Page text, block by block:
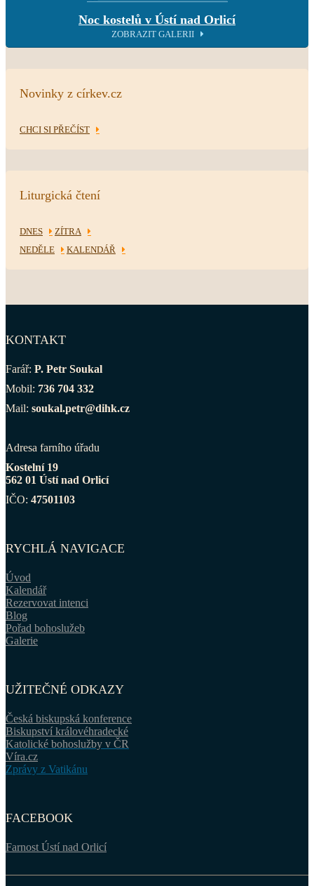
Noc kostelů v Ústí nad Orlicí
ZOBRAZIT GALERII
Novinky z církev.cz
CHCI SI PŘEČÍST
Liturgická čtení
DNES
ZÍTRA
NEDĚLE
KALENDÁŘ
KONTAKT
Farář: P. Petr Soukal
Mobil: 736 704 332
Mail: soukal.petr@dihk.cz
Adresa farního úřadu
Kostelní 19
562 01 Ústí nad Orlicí
IČO: 47501103
RYCHLÁ NAVIGACE
Úvod
Kalendář
Rezervovat intenci
Blog
Pořad bohoslužeb
Galerie
UŽITEČNÉ ODKAZY
Česká biskupská konference
Biskupství královéhradecké
Katolické bohoslužby v ČR
Víra.cz
Zprávy z Vatikánu
FACEBOOK
Farnost Ústí nad Orlicí